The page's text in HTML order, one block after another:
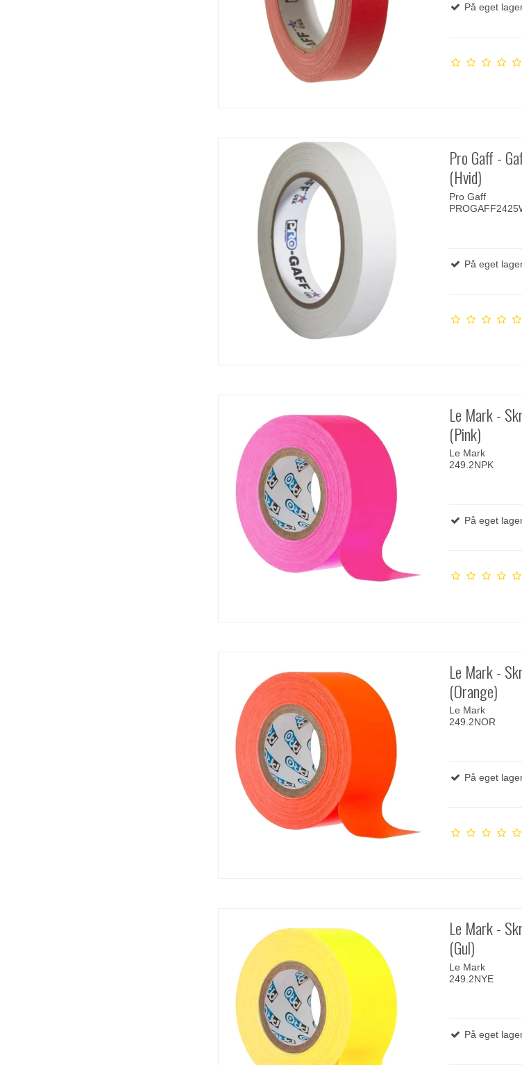
På eget
Pro Gaff -
(Hvid)
Pro Gaff
På eget
Le Mark -
(Pink)
Le Mark
249.2NPK
På eget
Le Mark -
(Orange)
Le Mark
249.2NOR
På eget
Le Mark -
(Gul)
Le Mark
249.2NYE
På eget